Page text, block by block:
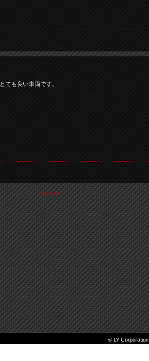
とても良い車両です。
次へ>>
© LY Corporation